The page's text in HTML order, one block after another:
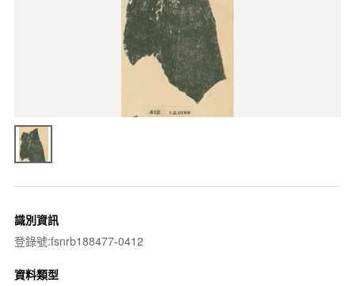
識別資訊
登錄號:fsnrb188477-0412
資料類型